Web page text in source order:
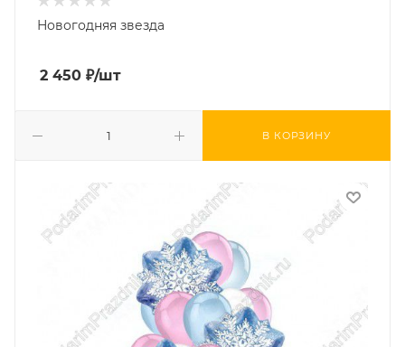
Новогодняя звезда
2 450 ₽/шт
В КОРЗИНУ